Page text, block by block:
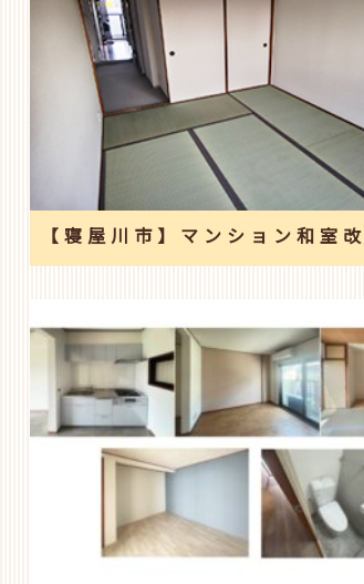
【寝屋川市】マンション和室